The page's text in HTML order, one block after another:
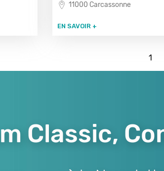
11000 Carcassonne
EN SAVOIR +
1
Classic,